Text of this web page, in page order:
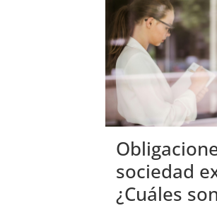
sociedad
¿Cuáles